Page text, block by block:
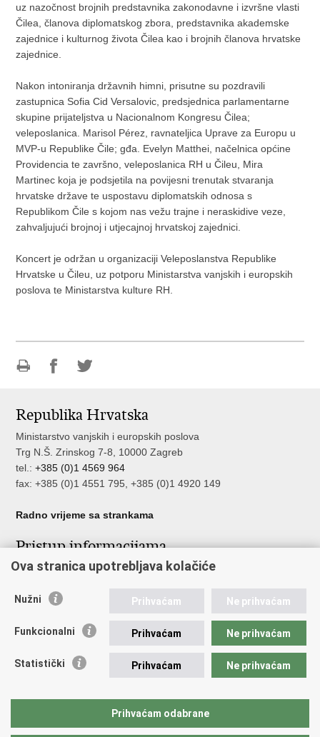
uz nazočnost brojnih predstavnika zakonodavne i izvršne vlasti
Čilea, članova diplomatskog zbora, predstavnika akademske
zajednice i kulturnog života Čilea kao i brojnih članova hrvatske
zajednice.
Nakon intoniranja državnih himni, prisutne su pozdravili
zastupnica Sofia Cid Versalovic, predsjednica parlamentarne
skupine prijateljstva u Nacionalnom Kongresu Čilea;
veleposlanica. Marisol Pérez, ravnateljica Uprave za Europu u
MVP-u Republike Čile; gđa. Evelyn Matthei, načelnica općine
Providencia te završno, veleposlanica RH u Čileu, Mira
Martinec koja je podsjetila na povijesni trenutak stvaranja
hrvatske države te uspostavu diplomatskih odnosa s
Republikom Čile s kojom nas vežu trajne i neraskidive veze,
zahvaljujući brojnoj i utjecajnoj hrvatskoj zajednici.
Koncert je održan u organizaciji Veleposlanstva Republike
Hrvatske u Čileu, uz potporu Ministarstva vanjskih i europskih
poslova te Ministarstva kulture RH.
Facebooku
Twitteru
Republika Hrvatska
Ministarstvo vanjskih i europskih poslova
Trg N.Š. Zrinskog 7-8, 10000 Zagreb
tel.:+385 (0)1 4569 964
fax: +385 (0)1 4551 795, +385 (0)1 4920 149
Radno vrijeme sa strankama
Pristup informacijama
Pristup informacijama
Nepravilnosti
Javna nabava u MVEP-u
Nadzor rada i unutarnja revizija službe vanjskih poslova
Ova stranica upotrebljava kolačiće
Nužni Prihvaćam Ne prihvaćam
Funkcionalni Prihvaćam Ne prihvaćam
Statistički Prihvaćam Ne prihvaćam
Prihvaćam odabrane